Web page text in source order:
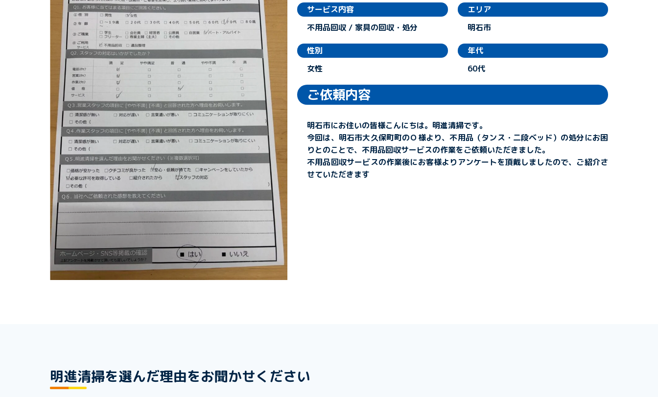
サービス内容
不用品回収 / 家具の回収・処分
エリア
明石市
性別
女性
年代
60代
ご依頼内容
明石市にお住いの皆様こんにちは。明進清掃です。
今回は、明石市大久保町町のＯ様より、不用品（タンス・二段ベッド）の処分にお困
りとのことで、不用品回収サービスの作業をご依頼いただきました。
不用品回収サービスの作業後にお客様よりアンケートを頂戴しましたので、ご紹介さ
せていただきます
明進清掃を選んだ理由をお聞かせください